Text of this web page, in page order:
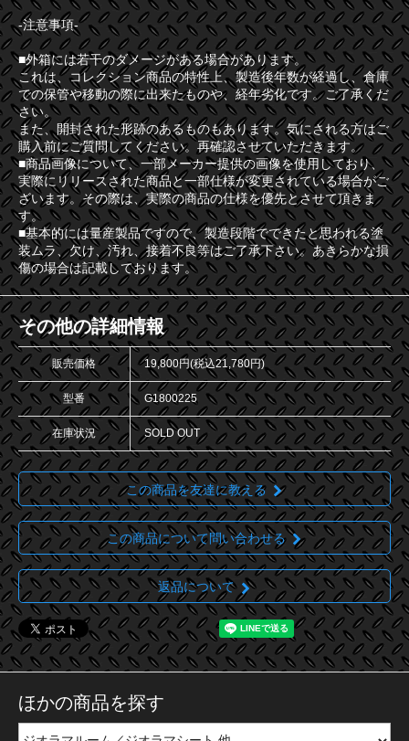
-注意事項-
■外箱には若干のダメージがある場合があります。
これは、コレクション商品の特性上、製造後年数が経過し、倉庫
での保管や移動の際に出来たものや、経年劣化です。ご了承くだ
さい。
また、開封された形跡のあるものもあります。気にされる方はご
購入前にご質問してください。再確認させていただきます。
■商品画像について、一部メーカー提供の画像を使用しており、
実際にリリースされた商品と一部仕様が変更されている場合がご
ざいます。その際は、実際の商品の仕様を優先とさせて頂きま
す。
■基本的には量産製品ですので、製造段階でできたと思われる塗
装ムラ、欠け、汚れ、接着不良等はご了承下さい。あきらかな損
傷の場合は記載しております。
その他の詳細情報
販売価格 19,800円(税込21,780円)
型番 G1800225
在庫状況 SOLD OUT
この商品を友達に教える
この商品について問い合わせる
返品について
ほかの商品を探す